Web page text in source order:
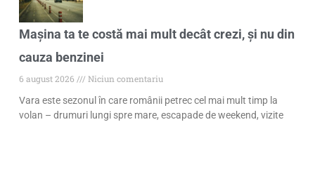
Mașina ta te costă mai mult decât crezi, și nu din
cauza benzinei
6 august 2026
Niciun comentariu
Vara este sezonul în care românii petrec cel mai mult timp la
volan – drumuri lungi spre mare, escapade de weekend, vizite